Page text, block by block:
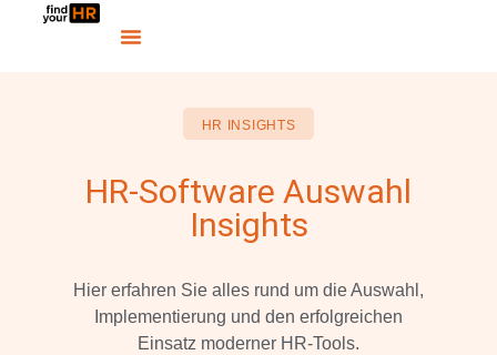
HR INSIGHTS
HR-Software Auswahl
Insights
Hier erfahren Sie alles rund um die Auswahl,
Implementierung und den erfolgreichen
Einsatz moderner HR-Tools.